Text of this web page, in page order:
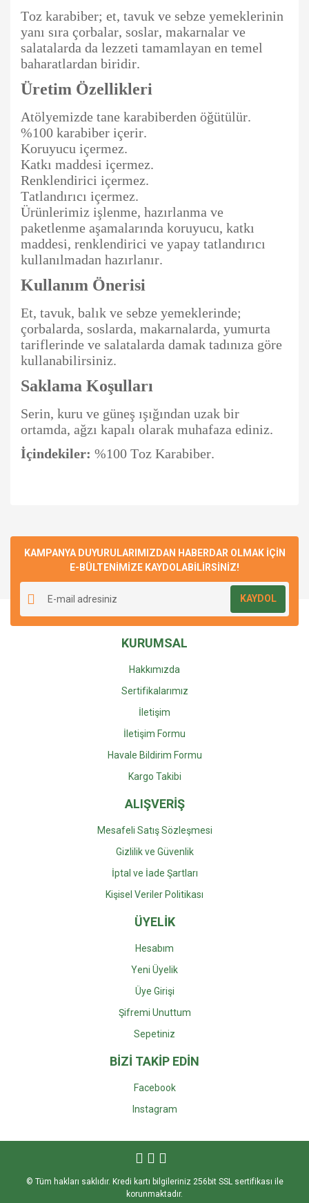
Toz karabiber; et, tavuk ve sebze yemeklerinin
yanı sıra çorbalar, soslar, makarnalar ve
salatalarda da lezzeti tamamlayan en temel
baharatlardan biridir.
Üretim Özellikleri
Atölyemizde tane karabiberden öğütülür.
%100 karabiber içerir.
Koruyucu içermez.
Katkı maddesi içermez.
Renklendirici içermez.
Tatlandırıcı içermez.
Ürünlerimiz işlenme, hazırlanma ve
paketlenme aşamalarında koruyucu, katkı
maddesi, renklendirici ve yapay tatlandırıcı
kullanılmadan hazırlanır.
Kullanım Önerisi
Et, tavuk, balık ve sebze yemeklerinde;
çorbalarda, soslarda, makarnalarda, yumurta
tariflerinde ve salatalarda damak tadınıza göre
kullanabilirsiniz.
Saklama Koşulları
Serin, kuru ve güneş ışığından uzak bir
ortamda, ağzı kapalı olarak muhafaza ediniz.
İçindekiler: %100 Toz Karabiber.
Yorum Yaz
kullanarak tarafımıza iletebilirsiniz.
Görüş ve önerileriniz için teşekkür ederiz.
Ürün resmi kalitesiz, bozuk veya görüntülenemiyor.
Ürün açıklamasında eksik bilgiler bulunuyor.
Ürün fiyatı diğer sitelerden daha pahalı.
Gönder
KAMPANYA DUYURULARIMIZDAN HABERDAR OLMAK İÇİN
E-BÜLTENİMİZE KAYDOLABİLİRSİNİZ!
KAYDOL
KURUMSAL
Hakkımızda
Sertifikalarımız
İletişim
İletişim Formu
Havale Bildirim Formu
Kargo Takibi
ALIŞVERİŞ
Mesafeli Satış Sözleşmesi
Gizlilik ve Güvenlik
İptal ve İade Şartları
Kişisel Veriler Politikası
ÜYELİK
Hesabım
Yeni Üyelik
Üye Girişi
Şifremi Unuttum
Sepetiniz
BİZİ TAKİP EDİN
Facebook
Instagram
© Tüm hakları saklıdır. Kredi kartı bilgileriniz 256bit SSL sertifikası ile
korunmaktadır.